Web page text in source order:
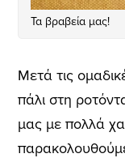
Τα βραβεία μας!
Μετά τις
πάλι στη
μας με πολλά